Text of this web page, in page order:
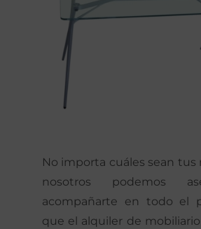
No importa cuáles sean tus
nosotros podemos
acompañarte en todo el
que el alquiler de